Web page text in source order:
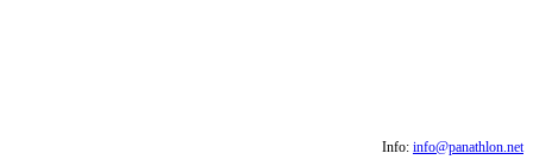
Info: info@panathlon.net